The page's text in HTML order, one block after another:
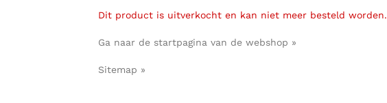
Dit product is uitverkocht en kan niet meer besteld worden.
Ga naar de startpagina van de webshop »
Sitemap »